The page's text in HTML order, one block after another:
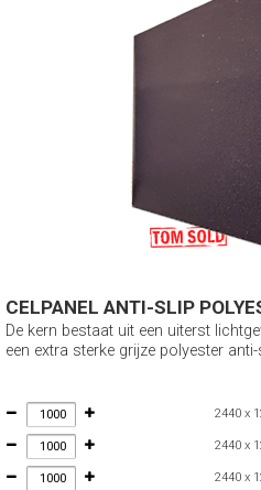
CELPANEL ANTI-SLIP
De kern bestaat uit een uiterst
een extra sterke grijze polyester
2440 x
2440 x
2440 x